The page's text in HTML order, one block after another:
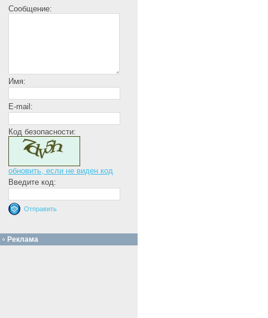
Сообщение:
Имя:
E-mail:
Код безопасности:
обновить, если не виден код
Введите код:
Реклама